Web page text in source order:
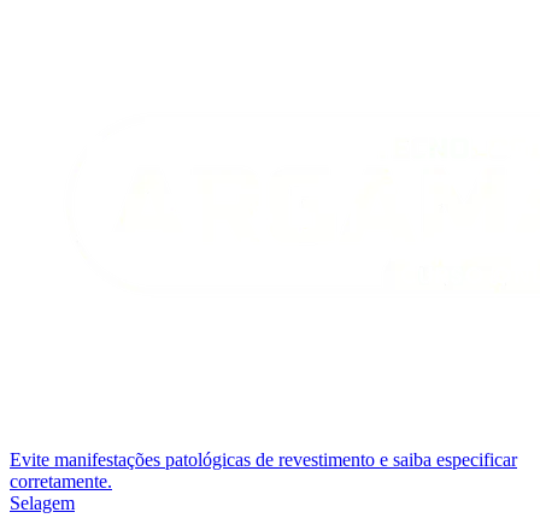
Evite manifestações patológicas de revestimento e saiba especificar
corretamente.
Selagem